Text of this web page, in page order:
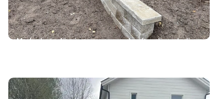
Markarbeteslösningar anpassade efter dig och din